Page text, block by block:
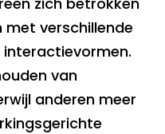
met verschillende
interactievormen.
van
anderen meer